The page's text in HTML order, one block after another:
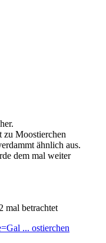
zu Moostierchen
ähnlich aus.
dem mal weiter
mal betrachtet
... ostierchen